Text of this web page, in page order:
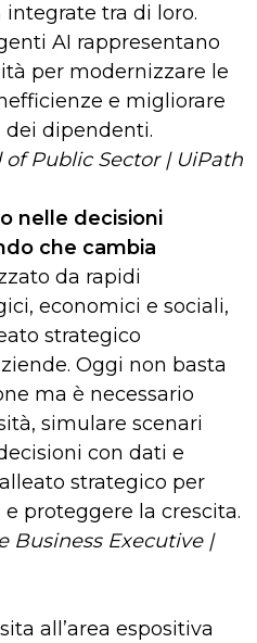
tra di loro.
AI rappresentano
per modernizzare le
e migliorare
dei dipendenti.
Public Sector | UiPath
nelle decisioni
che cambia
da rapidi
economici e sociali,
strategico
Oggi non basta
ma è necessario
simulare scenari
con dati e
strategico per
proteggere la crescita.
Business Executive |
all’area espositiva